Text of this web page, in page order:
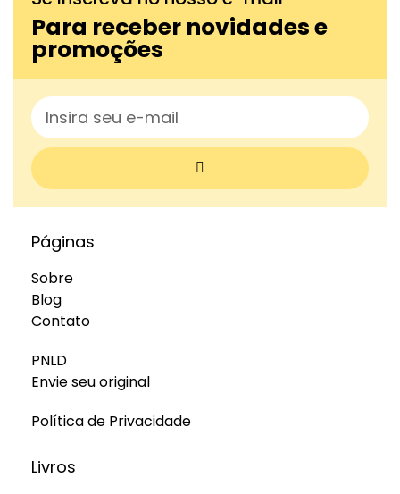
Para receber novidades e
promoções
Páginas
Sobre
Blog
Contato
PNLD
Envie seu original
Política de Privacidade
Livros